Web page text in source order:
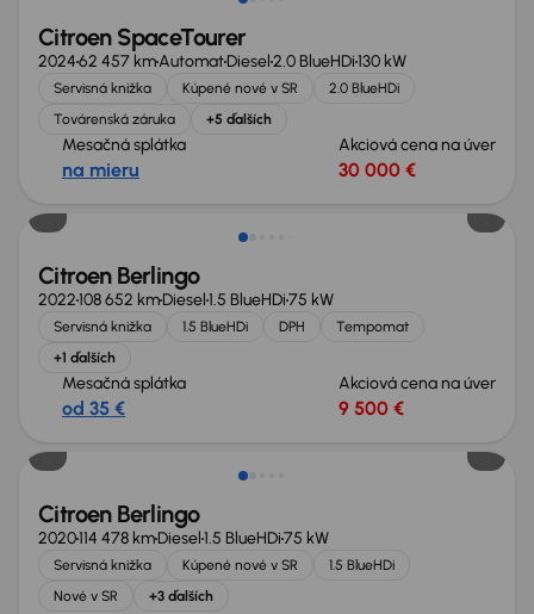
Citroen SpaceTourer
202462 457 kmAutomatDiesel2.0 BlueHDi130 kW
Servisná knižka Kúpené nové v SR
2.0 BlueHDi
Továrenská záruka
+5 ďalších
Mesačná splátka
na mieru
Akciová cena na úver
30 000 €
Zlacnené o 500 €
Citroen Berlingo
2022108 652 kmDiesel1.5 BlueHDi75 kW
Servisná knižka 1.5 BlueHDi DPH
Tempomat
+1 ďalších
Mesačná splátka
od 35 €
Akciová cena na úver
9 500 €
Nové v ponuke
Citroen Berlingo
2020114 478 kmDiesel1.5 BlueHDi75 kW
Servisná knižka Kúpené nové v SR
1.5 BlueHDi
Nové v SR
+3 ďalších